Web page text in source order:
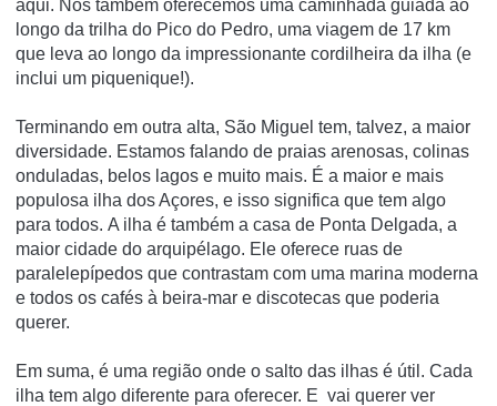
aqui. Nós também oferecemos uma caminhada guiada ao
longo da trilha do Pico do Pedro, uma viagem de 17 km
que leva ao longo da impressionante cordilheira da ilha (e
inclui um piquenique!).
Terminando em outra alta, São Miguel tem, talvez, a maior
diversidade. Estamos falando de praias arenosas, colinas
onduladas, belos lagos e muito mais. É a maior e mais
populosa ilha dos Açores, e isso significa que tem algo
para todos. A ilha é também a casa de Ponta Delgada, a
maior cidade do arquipélago. Ele oferece ruas de
paralelepípedos que contrastam com uma marina moderna
e todos os cafés à beira-mar e discotecas que poderia
querer.
Em suma, é uma região onde o salto das ilhas é útil. Cada
ilha tem algo diferente para oferecer. E vai querer ver